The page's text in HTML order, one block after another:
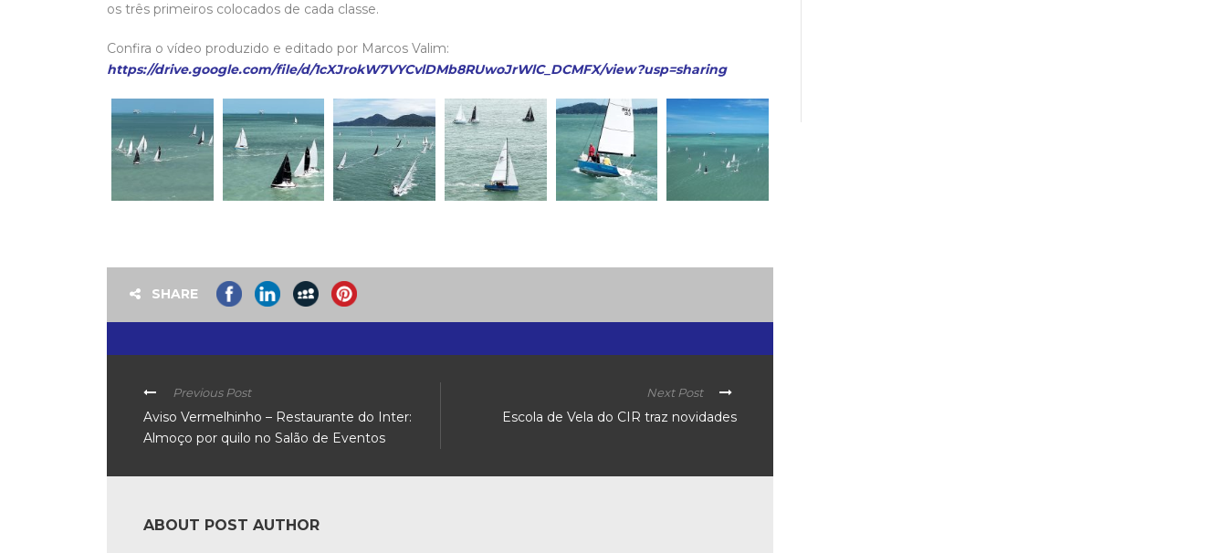
os três primeiros colocados de cada classe.
Confira o vídeo produzido e editado por Marcos Valim:
https://drive.google.com/file/d/1cXJrokW7VYCvlDMb8RUwoJrWlC_DCMFX/view?usp=sharing
SHARE
Previous Post
Aviso Vermelhinho – Restaurante do Inter:
Almoço por quilo no Salão de Eventos
Next Post
Escola de Vela do CIR traz novidades
ABOUT POST AUTHOR